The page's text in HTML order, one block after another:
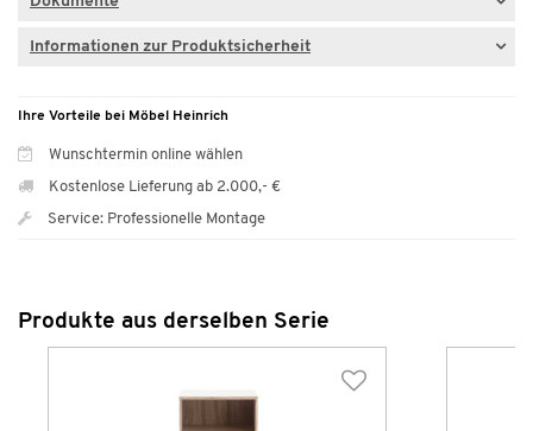
Informationen zur Produktsicherheit
Ihre Vorteile bei Möbel Heinrich
Wunschtermin online wählen
Kostenlose Lieferung ab 2.000,- €
Service: Professionelle Montage
Produkte aus derselben Serie